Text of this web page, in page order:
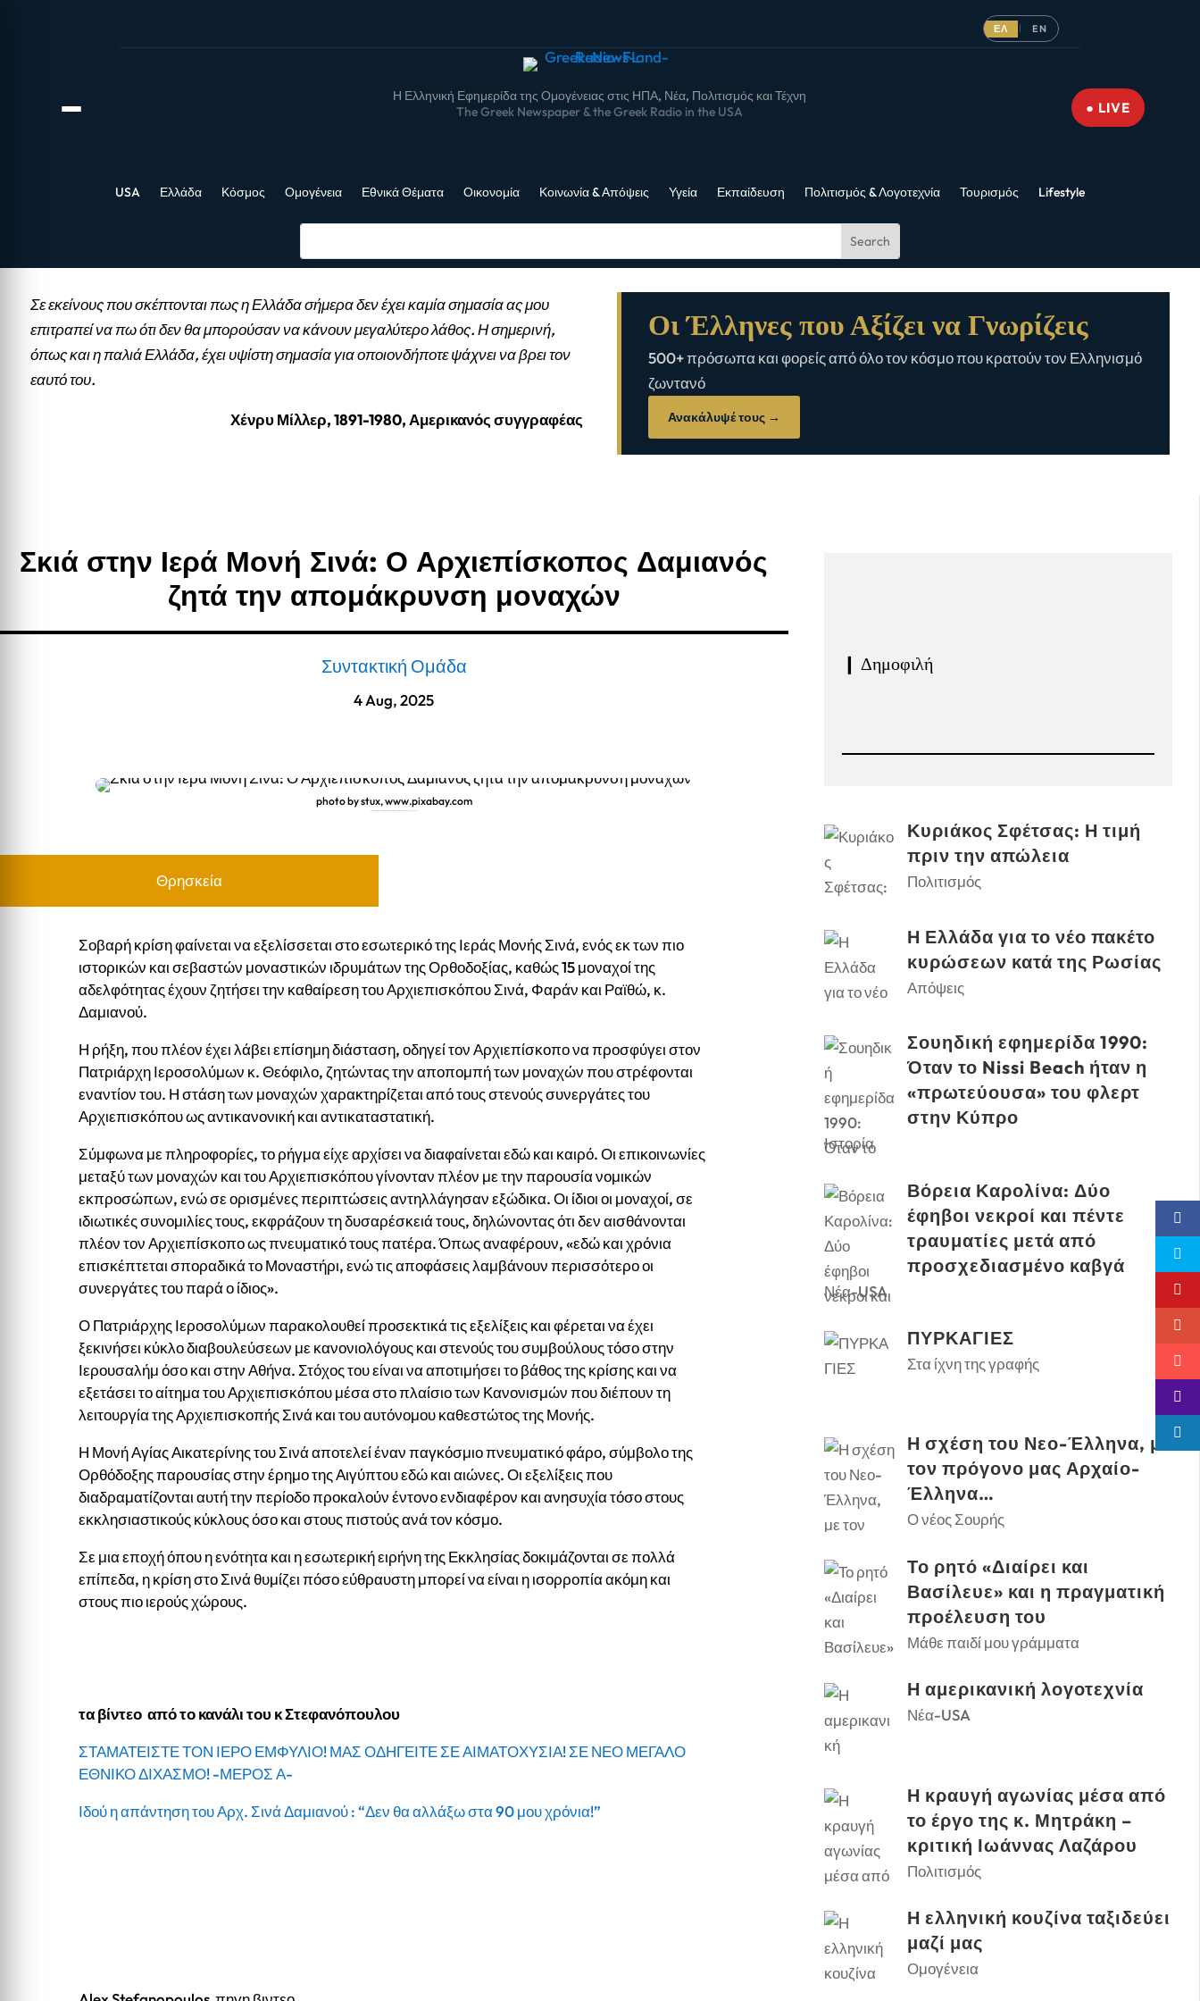
ΕΛ | EN
Η Ελληνική Εφημερίδα της Ομογένειας στις ΗΠΑ, Νέα, Πολιτισμός και Τέχνη
The Greek Newspaper & the Greek Radio in the USA
● LIVE
USA Ελλάδα Κόσμος Ομογένεια Εθνικά Θέματα Οικονομία Κοινωνία & Απόψεις Υγεία Εκπαίδευση Πολιτισμός & Λογοτεχνία Τουρισμός Lifestyle
Σε εκείνους που σκέπτονται πως η Ελλάδα σήμερα δεν έχει καμία σημασία ας μου
επιτραπεί να πω ότι δεν θα μπορούσαν να κάνουν μεγαλύτερο λάθος. Η σημερινή,
όπως και η παλιά Ελλάδα, έχει υψίστη σημασία για οποιονδήποτε ψάχνει να βρει τον
εαυτό του.
Χένρυ Μίλλερ, 1891-1980, Αμερικανός συγγραφέας
Οι Έλληνες που Αξίζει να Γνωρίζεις
500+ πρόσωπα και φορείς από όλο τον κόσμο που κρατούν τον Ελληνισμό
ζωντανό
Ανακάλυψέ τους →
Σκιά στην Ιερά Μονή Σινά: Ο Αρχιεπίσκοπος Δαμιανός
ζητά την απομάκρυνση μοναχών
Συντακτική Ομάδα
4 Aug, 2025
photo by stux, www.pixabay.com
Θρησκεία
Σοβαρή κρίση φαίνεται να εξελίσσεται στο εσωτερικό της Ιεράς Μονής Σινά, ενός εκ των πιο
ιστορικών και σεβαστών μοναστικών ιδρυμάτων της Ορθοδοξίας, καθώς 15 μοναχοί της
αδελφότητας έχουν ζητήσει την καθαίρεση του Αρχιεπισκόπου Σινά, Φαράν και Ραϊθώ, κ.
Δαμιανού.
Η ρήξη, που πλέον έχει λάβει επίσημη διάσταση, οδηγεί τον Αρχιεπίσκοπο να προσφύγει στον
Πατριάρχη Ιεροσολύμων κ. Θεόφιλο, ζητώντας την αποπομπή των μοναχών που στρέφονται
εναντίον του. Η στάση των μοναχών χαρακτηρίζεται από τους στενούς συνεργάτες του
Αρχιεπισκόπου ως αντικανονική και αντικαταστατική.
Σύμφωνα με πληροφορίες, το ρήγμα είχε αρχίσει να διαφαίνεται εδώ και καιρό. Οι επικοινωνίες
μεταξύ των μοναχών και του Αρχιεπισκόπου γίνονταν πλέον με την παρουσία νομικών
εκπροσώπων, ενώ σε ορισμένες περιπτώσεις αντηλλάγησαν εξώδικα. Οι ίδιοι οι μοναχοί, σε
ιδιωτικές συνομιλίες τους, εκφράζουν τη δυσαρέσκειά τους, δηλώνοντας ότι δεν αισθάνονται
πλέον τον Αρχιεπίσκοπο ως πνευματικό τους πατέρα. Όπως αναφέρουν, «εδώ και χρόνια
επισκέπτεται σποραδικά το Μοναστήρι, ενώ τις αποφάσεις λαμβάνουν περισσότερο οι
συνεργάτες του παρά ο ίδιος».
Ο Πατριάρχης Ιεροσολύμων παρακολουθεί προσεκτικά τις εξελίξεις και φέρεται να έχει
ξεκινήσει κύκλο διαβουλεύσεων με κανονιολόγους και στενούς του συμβούλους τόσο στην
Ιερουσαλήμ όσο και στην Αθήνα. Στόχος του είναι να αποτιμήσει το βάθος της κρίσης και να
εξετάσει το αίτημα του Αρχιεπισκόπου μέσα στο πλαίσιο των Κανονισμών που διέπουν τη
λειτουργία της Αρχιεπισκοπής Σινά και του αυτόνομου καθεστώτος της Μονής.
Η Μονή Αγίας Αικατερίνης του Σινά αποτελεί έναν παγκόσμιο πνευματικό φάρο, σύμβολο της
Ορθόδοξης παρουσίας στην έρημο της Αιγύπτου εδώ και αιώνες. Οι εξελίξεις που
διαδραματίζονται αυτή την περίοδο προκαλούν έντονο ενδιαφέρον και ανησυχία τόσο στους
εκκλησιαστικούς κύκλους όσο και στους πιστούς ανά τον κόσμο.
Σε μια εποχή όπου η ενότητα και η εσωτερική ειρήνη της Εκκλησίας δοκιμάζονται σε πολλά
επίπεδα, η κρίση στο Σινά θυμίζει πόσο εύθραυστη μπορεί να είναι η ισορροπία ακόμη και
στους πιο ιερούς χώρους.
τα βίντεο από το κανάλι του κ Στεφανόπουλου
ΣΤΑΜΑΤΕΙΣΤΕ ΤΟΝ ΙΕΡΟ ΕΜΦΥΛΙΟ! ΜΑΣ ΟΔΗΓΕΙΤΕ ΣΕ ΑΙΜΑΤΟΧΥΣΙΑ! ΣΕ ΝΕΟ ΜΕΓΑΛΟ
ΕΘΝΙΚΟ ΔΙΧΑΣΜΟ! -ΜΕΡΟΣ Α-
Ιδού η απάντηση του Αρχ. Σινά Δαμιανού : “Δεν θα αλλάξω στα 90 μου χρόνια!”
❙ Δημοφιλή
Κυριάκος Σφέτσας: Η τιμή
πριν την απώλεια
Πολιτισμός
Η Ελλάδα για το νέο πακέτο
κυρώσεων κατά της Ρωσίας
Απόψεις
Σουηδική εφημερίδα 1990:
Όταν το Nissi Beach ήταν η
«πρωτεύουσα» του φλερτ
στην Κύπρο
Ιστορία
Βόρεια Καρολίνα: Δύο
έφηβοι νεκροί και πέντε
τραυματίες μετά από
προσχεδιασμένο καβγά
Νέα-USA
ΠΥΡΚΑΓΙΕΣ
Στα ίχνη της γραφής
Η σχέση του Νεο-Έλληνα, με
τον πρόγονο μας Αρχαίο-
Έλληνα…
Ο νέος Σουρής
Το ρητό «Διαίρει και
Βασίλευε» και η πραγματική
προέλευση του
Μάθε παιδί μου γράμματα
Η αμερικανική λογοτεχνία
Νέα-USA
Η κραυγή αγωνίας μέσα από
το έργο της κ. Μητράκη –
κριτική Ιωάννας Λαζάρου
Πολιτισμός
Η ελληνική κουζίνα ταξιδεύει
μαζί μας
Ομογένεια